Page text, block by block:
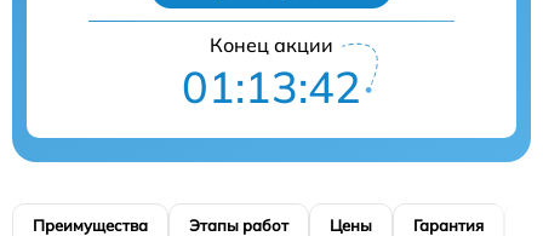
Конец акции
01:13:41
Преимущества Этапы работ Цены Гарантия